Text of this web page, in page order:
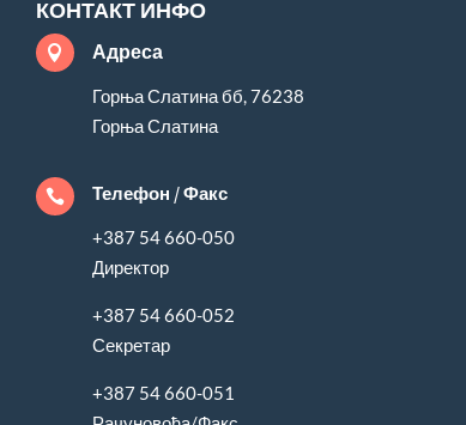
КОНТАКТ ИНФО
 Адреса
Горња Слатина бб, 76238
Горња Слатина
 Телефон / Факс
+387 54 660-050
Директор
+387 54 660-052
Секретар
+387 54 660-051